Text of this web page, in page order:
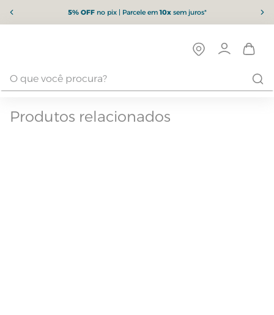
5% OFFno pix | Parcele em10xsem juros*
Produtos relacionados